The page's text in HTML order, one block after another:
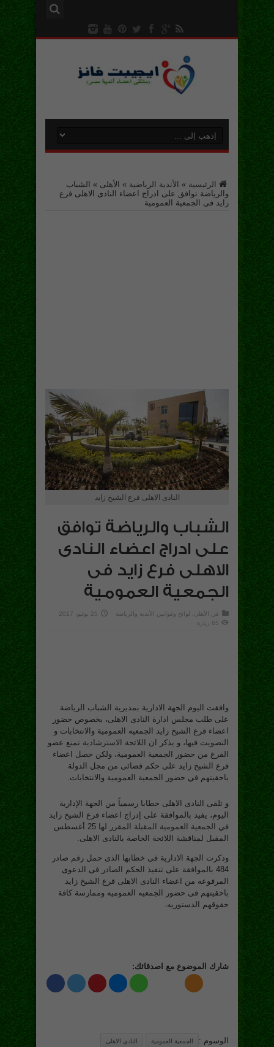
الرئيسية » الأندية الرياضية » الأهلى » الشباب
والرياضة توافق على ادراج اعضاء النادى الاهلى فرع
زايد فى الجمعية العمومية
النادى الاهلى فرع الشيخ زايد
الشباب والرياضة توافق
على ادراج اعضاء النادى
الاهلى فرع زايد فى
الجمعية العمومية
في الأهلى لوائح وقوانين الأندية والرياضة
25 يوليو، 2017
65 زيارة
وافقت اليوم الجهة الادارية بمديرية الشباب الرياضة
على طلب مجلس ادارة النادى الاهلى، بخصوص حضور
اعضاء فرع الشيخ زايد الجمعيه العمومية والانتخابات و
التصويت فيها، و يذكر ان
اللائحة الاسترشادية تمنع عضو
الفرع من حضور الجمعية العمومية، ولكن حصل اعضاء
فرع الشيخ زايد على حكم قضائى من مجل الدولة
باحقيتهم في حضور الجمعية العمومية والانتخابات.
و تلقى النادى الاهلى خطابا رسمياً من الجهة الإدارية
اليوم، يفيد بالموافقة على إدراج اعضاء فرع الشيخ زايد
في
الجمعية العمومية المقبلة
المقرر لها 25 أغسطس
المقبل لمناقشة اللائحة الخاصة بالنادى الاهلى.
وذكرت الجهة الادارية فى خطابها الذى حمل رقم صادر
484 بالموافقة على تنفيذ الحكم الصادر فى الدعوى
المرفوعه من اعضاء النادى اﻻهلى فرع الشيخ زايد
باحقيتهم فى حضور الجمعيه العموميه وممارسة كافة
حقوقهم الدستوريه.
شارك الموضوع مع اصدقائك:
الوسوم : الجمعية العمومية النادى الاهلى